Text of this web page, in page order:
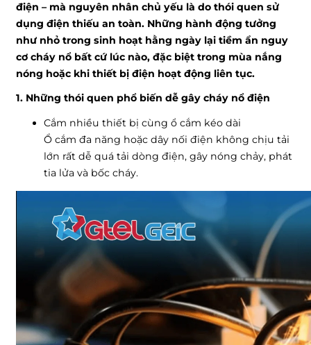
điện – mà nguyên nhân chủ yếu là do thói quen sử
dụng điện thiếu an toàn. Những hành động tưởng
như nhỏ trong sinh hoạt hằng ngày lại tiềm ẩn nguy
cơ cháy nổ bất cứ lúc nào, đặc biệt trong mùa nắng
nóng hoặc khi thiết bị điện hoạt động liên tục.
1. Những thói quen phổ biến dễ gây cháy nổ điện
Cắm nhiều thiết bị cùng ổ cắm kéo dài
Ổ cắm đa năng hoặc dây nối điện không chịu tải
lớn rất dễ quá tải dòng điện, gây nóng chảy, phát
tia lửa và bốc cháy.